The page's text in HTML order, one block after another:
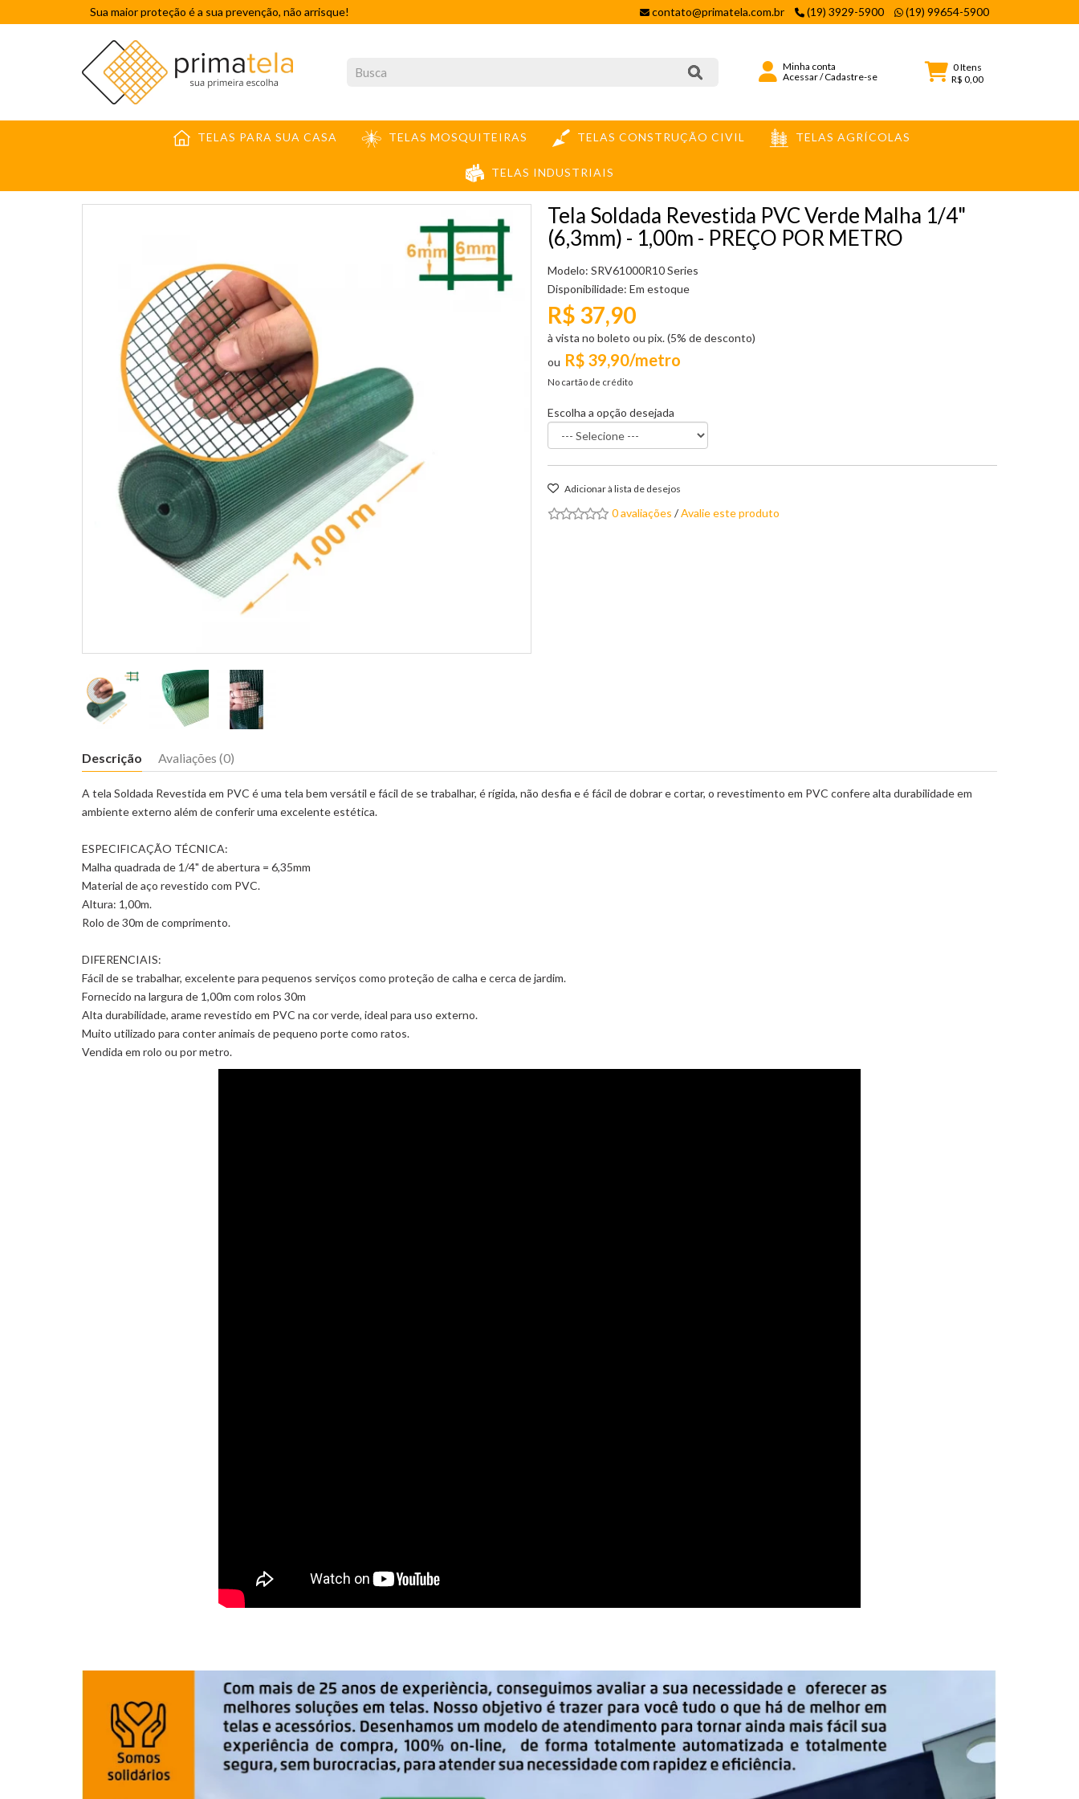
Sua maior proteção é a sua prevenção, não arrisque! contato@primatela.com.br (19) 3929-5900 (19) 99654-5900
Minha conta
Acessar/Cadastre-se
0Itens
R$ 0,00
TELAS PARA SUA CASA TELAS MOSQUITEIRAS TELAS CONSTRUÇÃO CIVIL TELAS AGRÍCOLAS
TELAS INDUSTRIAIS
TELA SOLDADA REVESTIDA PVC VERDE MALHA 1/4" (6,3MM) - 1,00M - PREÇO POR METRO
Tela Soldada Revestida PVC Verde Malha 1/4"
(6,3mm) - 1,00m - PREÇO POR METRO
Modelo: SRV61000R10 Series
Disponibilidade: Em estoque
R$ 39,90/metro
No cartão de crédito
R$ 37,90
à vista no boleto ou pix. (5% de desconto)
Escolha a opção desejada
Adicionar à lista de desejos
0 avaliações /Avalie este produto
Descrição Avaliações (0)
A tela Soldada Revestida em PVC é uma tela bem versátil e fácil de se trabalhar, é rígida, não desfia e é fácil de dobrar e cortar, o revestimento em PVC confere alta durabilidade em
ambiente externo além de conferir uma excelente estética.
ESPECIFICAÇÃO TÉCNICA:
Malha quadrada de 1/4" de abertura = 6,35mm
Material de aço revestido com PVC.
Altura: 1,00m.
Rolo de 30m de comprimento.
DIFERENCIAIS:
Fácil de se trabalhar, excelente para pequenos serviços como proteção de calha e cerca de jardim.
Fornecido na largura de 1,00m com rolos 30m
Alta durabilidade, arame revestido em PVC na cor verde, ideal para uso externo.
Muito utilizado para conter animais de pequeno porte como ratos.
Vendida em rolo ou por metro.